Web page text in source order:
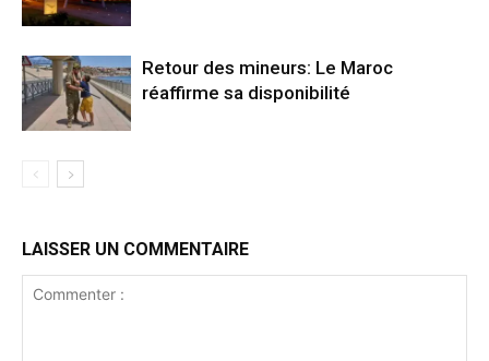
Retour des mineurs: Le Maroc
réaffirme sa disponibilité
LAISSER UN COMMENTAIRE